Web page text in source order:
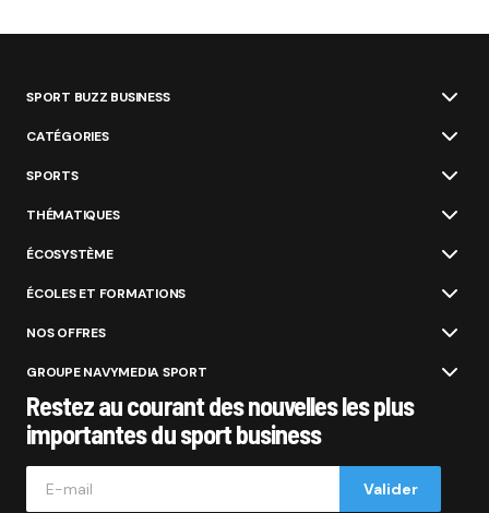
SPORT BUZZ BUSINESS
CATÉGORIES
SPORTS
THÉMATIQUES
ÉCOSYSTÈME
ÉCOLES ET FORMATIONS
NOS OFFRES
GROUPE NAVYMEDIA SPORT
Restez au courant des nouvelles les plus
importantes du sport business
Valider